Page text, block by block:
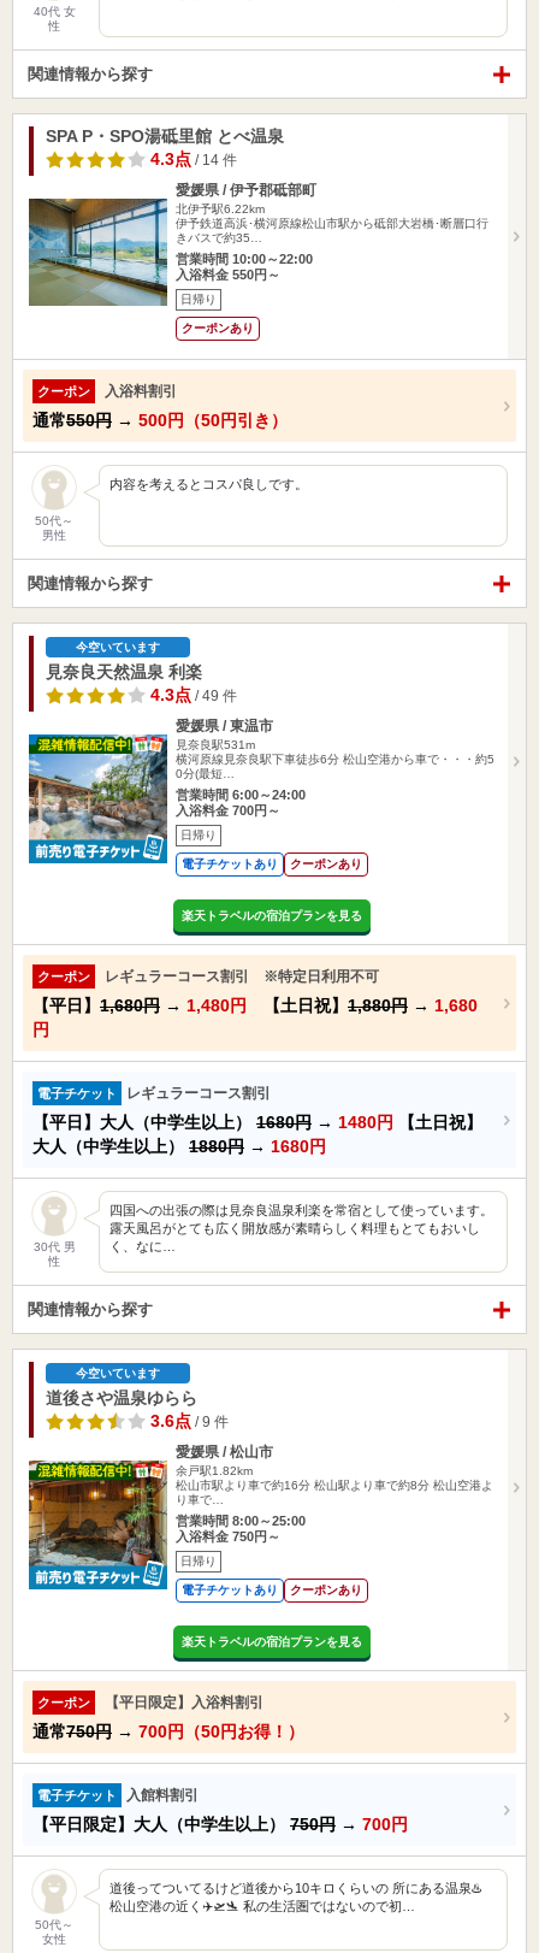
40代 女
性
関連情報から探す
SPA P・SPO湯砥里館 とべ温泉
4.3点 / 14 件
愛媛県 / 伊予郡砥部町
北伊予駅6.22km
伊予鉄道高浜･横河原線松山市駅から砥部大岩橋･断層口行
きバスで約35…
営業時間 10:00～22:00
入浴料金 550円～
日帰り
クーポンあり
クーポン 入浴料割引
通常550円 → 500円（50円引き）
50代～
男性
内容を考えるとコスパ良しです。
関連情報から探す
今空いています
見奈良天然温泉 利楽
4.3点 / 49 件
愛媛県 / 東温市
見奈良駅531m
横河原線見奈良駅下車徒歩6分 松山空港から車で・・・約5
0分(最短…
営業時間 6:00～24:00
入浴料金 700円～
日帰り
電子チケットあり クーポンあり
楽天トラベルの宿泊プランを見る
クーポン レギュラーコース割引 ※特定日利用不可
【平日】 1,680円 → 1,480円 【土日祝】 1,880円 → 1,680
円
電子チケット レギュラーコース割引
【平日】大人（中学生以上） 1680円 → 1480円
【土日祝】
大人（中学生以上） 1880円 → 1680円
30代 男
性
四国への出張の際は見奈良温泉利楽を常宿として使っています。
露天風呂がとても広く開放感が素晴らしく料理もとてもおいし
く、なに…
関連情報から探す
今空いています
道後さや温泉ゆらら
3.6点 / 9 件
愛媛県 / 松山市
余戸駅1.82km
松山市駅より車で約16分 松山駅より車で約8分 松山空港よ
り車で…
営業時間 8:00～25:00
入浴料金 750円～
日帰り
電子チケットあり クーポンあり
楽天トラベルの宿泊プランを見る
クーポン 【平日限定】入浴料割引
通常750円 → 700円（50円お得！）
電子チケット 入館料割引
【平日限定】大人（中学生以上） 750円 → 700円
50代～
女性
道後ってついてるけど道後から10キロくらいの 所にある温泉♨️
松山空港の近く✈️🛫🛬 私の生活圏ではないので初…